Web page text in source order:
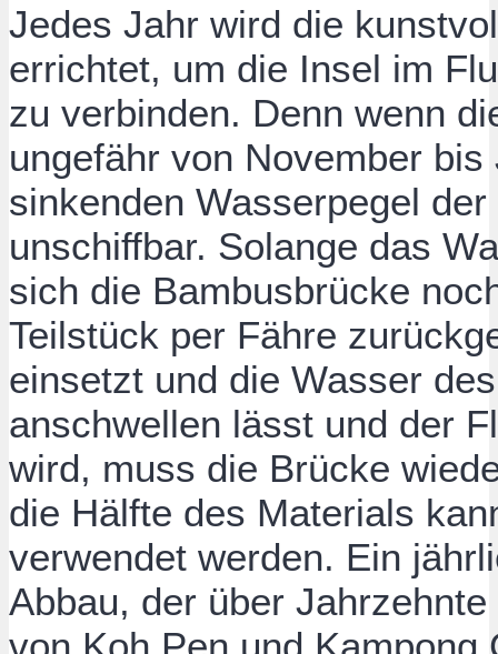
Jedes Jahr wird die
errichtet, um die Insel im
zu verbinden. Denn wenn
ungefähr von November
sinkenden Wasserpegel
unschiffbar. Solange das
sich die Bambusbrücke
Teilstück per Fähre
einsetzt und die Wasser
anschwellen lässt und der
wird, muss die Brücke
die Hälfte des Materials
verwendet werden. Ein
Abbau, der über
von Koh Pen und